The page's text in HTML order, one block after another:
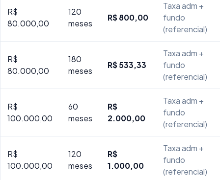
R$
80.000,00
120
meses
R$ 800,00
Taxa adm +
fundo
(referencial)
R$
80.000,00
180
meses
R$ 533,33
Taxa adm +
fundo
(referencial)
R$
100.000,00
60
meses
R$
2.000,00
Taxa adm +
fundo
(referencial)
R$
100.000,00
120
meses
R$
1.000,00
Taxa adm +
fundo
(referencial)